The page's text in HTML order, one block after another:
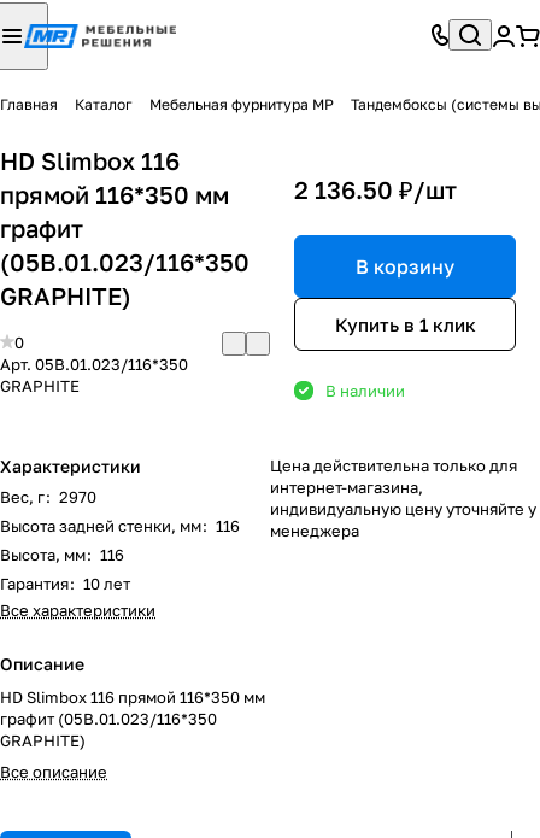
Главная Каталог Мебельная фурнитура МР Тандембоксы (системы
HD Slimbox 116
прямой 116*350 мм
графит
(05В.01.023/116*350
GRAPHITE)
0
Арт. 05В.01.023/116*350
GRAPHITE
Характеристики
Вес, г: 2970
Высота задней стенки, мм: 116
Высота, мм: 116
Гарантия: 10 лет
Все характеристики
Описание
HD Slimbox 116 прямой 116*350 мм
графит (05В.01.023/116*350
GRAPHITE)
Все описание
2 136.50 ₽/шт
В корзину
Купить в 1 клик
В наличии
Цена действительна только для
интернет-магазина,
индивидуальную цену уточняйте у
менеджера